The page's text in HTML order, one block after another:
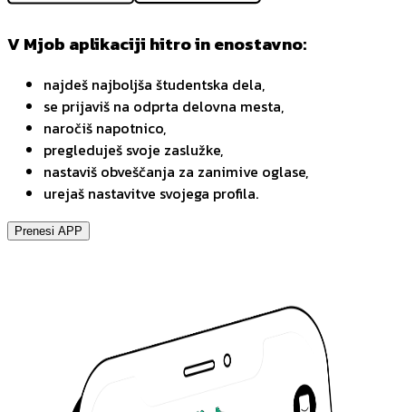
V Mjob aplikaciji hitro in enostavno:
najdeš najboljša študentska dela,
se prijaviš na odprta delovna mesta,
naročiš napotnico,
pregleduješ svoje zaslužke,
nastaviš obveščanja za zanimive oglase,
urejaš nastavitve svojega profila.
Prenesi APP